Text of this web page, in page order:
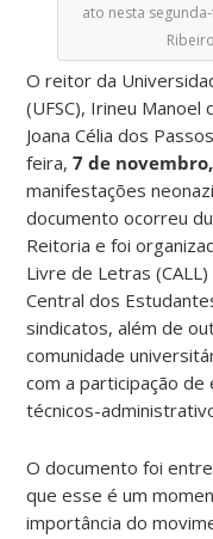
ato nesta
O reitor da
(UFSC), Irineu
Joana Célia dos
feira,7 de novembro,
manifestações
documento ocorreu
Reitoria e foi
Livre de Letras
Central dos
sindicatos, além de
comunidade
com a participação
técnicos-
O documento foi
que esse é um
importância do